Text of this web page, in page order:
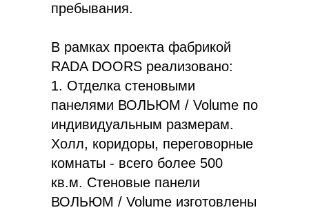
пребывания.
В рамках проекта фабрикой
RADA DOORS реализовано:
1. Отделка стеновыми
панелями ВОЛЬЮМ / Volume по
индивидуальным размерам.
Холл, коридоры, переговорные
комнаты - всего более 500
кв.м. Стеновые панели
ВОЛЬЮМ / Volume изготовлены